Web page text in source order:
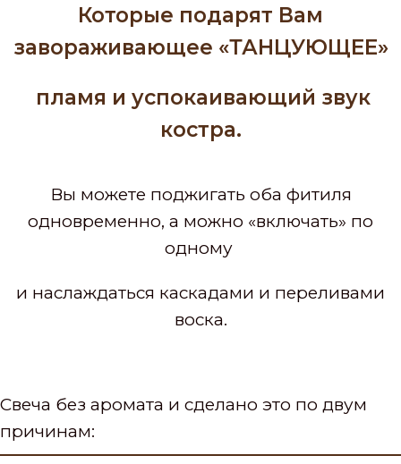
Которые подарят Вам
завораживающее «ТАНЦУЮЩЕЕ»
пламя и успокаивающий звук
костра.
Вы можете поджигать оба фитиля
одновременно, а можно «включать» по
одному
и наслаждаться каскадами и переливами
воска.
Свеча без аромата и сделано это по двум
причинам: